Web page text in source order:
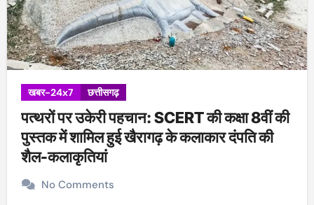
खबर-24x7 छत्तीसगढ़
पत्थरों पर उकेरी पहचान: SCERT की कक्षा 8वीं की
पुस्तक में शामिल हुई खैरागढ़ के कलाकार दंपति की
शैल-कलाकृतियां
No Comments